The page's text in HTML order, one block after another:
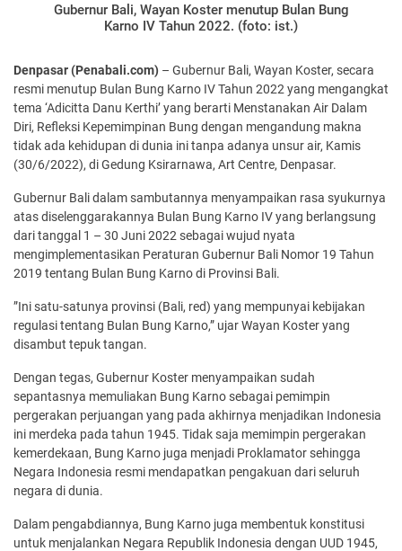
Gubernur Bali, Wayan Koster menutup Bulan Bung
Karno IV Tahun 2022. (foto: ist.)
Denpasar (Penabali.com) – Gubernur Bali, Wayan Koster, secara
resmi menutup Bulan Bung Karno IV Tahun 2022 yang mengangkat
tema ‘Adicitta Danu Kerthi’ yang berarti Menstanakan Air Dalam
Diri, Refleksi Kepemimpinan Bung dengan mengandung makna
tidak ada kehidupan di dunia ini tanpa adanya unsur air, Kamis
(30/6/2022), di Gedung Ksirarnawa, Art Centre, Denpasar.
Gubernur Bali dalam sambutannya menyampaikan rasa syukurnya
atas diselenggarakannya Bulan Bung Karno IV yang berlangsung
dari tanggal 1 – 30 Juni 2022 sebagai wujud nyata
mengimplementasikan Peraturan Gubernur Bali Nomor 19 Tahun
2019 tentang Bulan Bung Karno di Provinsi Bali.
”Ini satu-satunya provinsi (Bali, red) yang mempunyai kebijakan
regulasi tentang Bulan Bung Karno,” ujar Wayan Koster yang
disambut tepuk tangan.
Dengan tegas, Gubernur Koster menyampaikan sudah
sepantasnya memuliakan Bung Karno sebagai pemimpin
pergerakan perjuangan yang pada akhirnya menjadikan Indonesia
ini merdeka pada tahun 1945. Tidak saja memimpin pergerakan
kemerdekaan, Bung Karno juga menjadi Proklamator sehingga
Negara Indonesia resmi mendapatkan pengakuan dari seluruh
negara di dunia.
Dalam pengabdiannya, Bung Karno juga membentuk konstitusi
untuk menjalankan Negara Republik Indonesia dengan UUD 1945,